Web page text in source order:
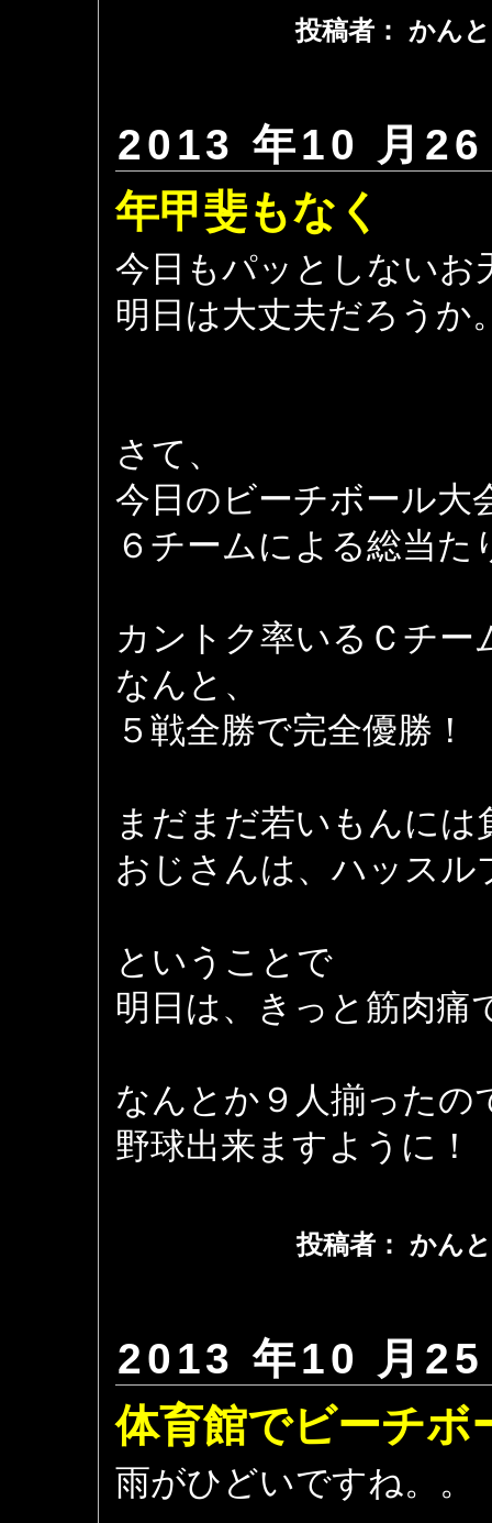
投稿者： かん
2013 年10 月
年甲斐もなく
今日もパッとしないお
明日は大丈夫だろうか
さて、
今日のビーチボール大
６チームによる総当た
カントク率いるＣチー
なんと、
５戦全勝で完全優勝！
まだまだ若いもんには
おじさんは、ハッスル
ということで
明日は、きっと筋肉痛
なんとか９人揃ったの
野球出来ますように！
投稿者： かん
2013 年10 月
体育館でビーチボ
雨がひどいですね。。